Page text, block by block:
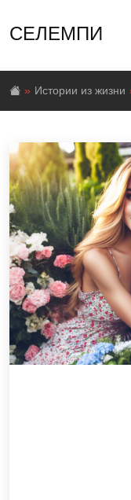
СЕЛЕМПИ
Истории из жизни